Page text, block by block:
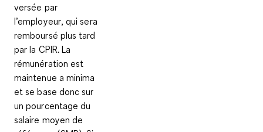
versée par
l’employeur, qui sera
remboursé plus tard
par la CPIR. La
rémunération est
maintenue a minima
et se base donc sur
un pourcentage du
salaire moyen de